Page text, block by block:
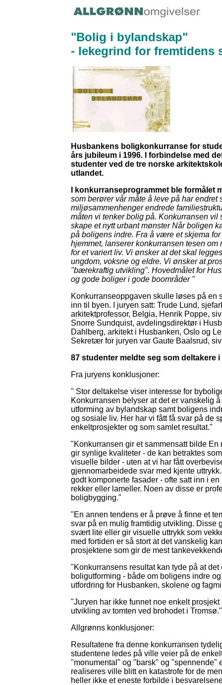
"Bolig i bylandskap"
- lekegrind for fremtidens
Husbankens boligkonkurranse for
års jubileum i 1996. I forbindelse med
studenter ved de tre norske
utlandet.
I konkurranseprogrammet ble formålet
som berører vår måte å leve på har
miljøsammenhenger endrede
måten vi tenker bolig på. Konkurransen
skape et nytt urbant mønster Når boligen
på boligens indre. Fra å være et skjema
hjemmet, lanserer konkurransen tesen
for et variert liv. Vi ønsker at det skal
ungdom, voksne og eldre. Vi ønsker at
"bærekraftig utvikling". Hovedmålet for
og gode boliger i gode boområder "
Konkurranseoppgaven skulle løses på en
inn til byen. I juryen satt: Trude Lund,
arkitektprofessor, Belgia, Henrik Poppe,
Snorre Sundquist, avdelingsdirektør i
Dahlberg, arkitekt i Husbanken, Oslo og
Sekretær for juryen var Gaute Baalsrud,
87 studenter meldte seg som deltakere
Fra juryens konklusjoner:
" Stor deltakelse viser interesse for
Konkurransen belyser at det er vanskelig
utforming av bylandskap samt boligens
og sosiale liv. Her har vi fått få svar på de
enkeltprosjekter og som samlet resultat."
"Konkurransen gir et sammensatt bilde
gir synlige kvaliteter - de kan betraktes
visuelle bilder - uten at vi har fått
gjennomarbeidede svar med kjente
godt komponerte fasader - ofte satt inn i
rekker eller lameller. Noen av disse er
boligbygging."
"En annen tendens er å prøve å finne et
svar på en mulig framtidig utvikling. Disse
svært lite eller gir visuelle uttrykk som
med fortiden er så stort at det vanskelig
prosjektene som gir de mest
"Konkurransens resultat kan tyde på at
boligutforming - både om boligens indre
utfordring for Husbanken, skolene og
"Juryen har ikke funnet noe enkelt
utvikling av tomten ved brohodet i Tromsø."
Allgrønns konklusjoner:
Resultatene fra denne konkurransen
studentene ledes på ville veier på de
"monumental" og "barsk" og "spennende"
realiseres ville blitt en katastrofe for de
heller ikke et eneste forbilde i